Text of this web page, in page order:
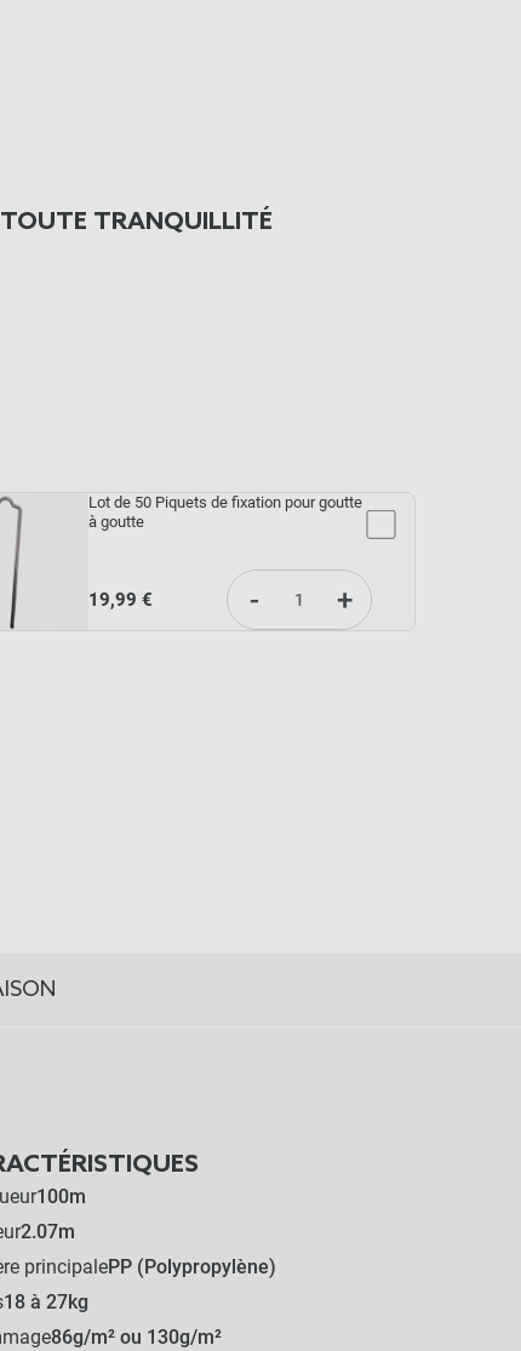
TRANQUILLITÉ
Lot de 50 Piquets de fixation pour goutte
à goutte
19,99 € - +
100m
2.07m
principalePP (Polypropylène)
18 à 27kg
86g/m² ou 130g/m²